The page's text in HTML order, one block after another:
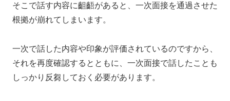
そこで話す内容に齟齬があると、一次面接を通過させた
根拠が崩れてしまいます。
一次で話した内容や印象が評価されているのですから、
それを再度確認するとともに、一次面接で話したことも
しっかり反芻しておく必要があります。